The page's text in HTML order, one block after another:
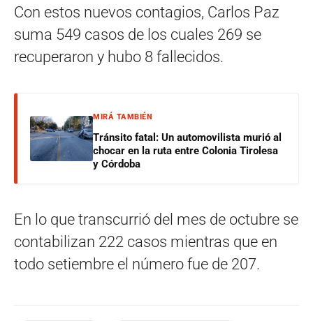
Con estos nuevos contagios, Carlos Paz
suma 549 casos de los cuales 269 se
recuperaron y hubo 8 fallecidos.
MIRÁ TAMBIÉN
Tránsito fatal: Un automovilista murió al
chocar en la ruta entre Colonia Tirolesa
y Córdoba
En lo que transcurrió del mes de octubre se
contabilizan 222 casos mientras que en
todo setiembre el número fue de 207.